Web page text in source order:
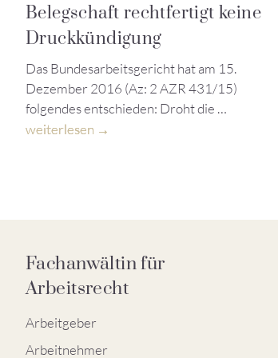
Belegschaft rechtfertigt keine
Druckkündigung
Das Bundesarbeitsgericht hat am 15.
Dezember 2016 (Az: 2 AZR 431/15)
folgendes entschieden: Droht die …
weiterlesen
Fachanwältin für
Arbeitsrecht
Arbeitgeber
Arbeitnehmer